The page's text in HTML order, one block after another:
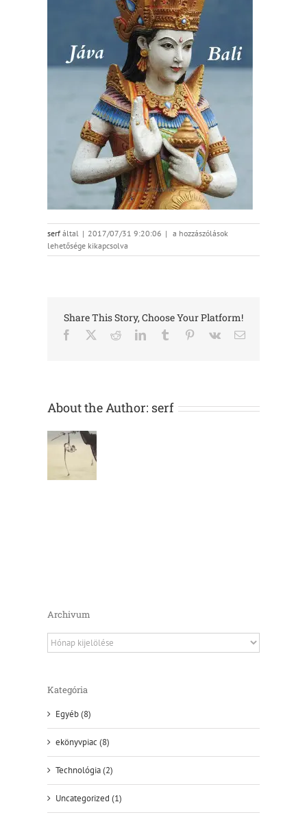
serfáltal | 2017/07/31 9:20:06 | indonezia-
bejegyzéshez
a hozzászólások
lehetősége kikapcsolva
Share This Story, Choose Your Platform!
Facebook RedditLinkedInTumblr Pinterest
Vk Email:
About the Author: serf
Archivum
Archivum
Kategória
Egyéb (8)
ekönyvpiac (8)
Technológia (2)
Uncategorized (1)